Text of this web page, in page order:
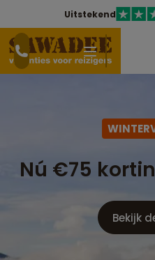
Uitstekend
Nú €75
Bekijk